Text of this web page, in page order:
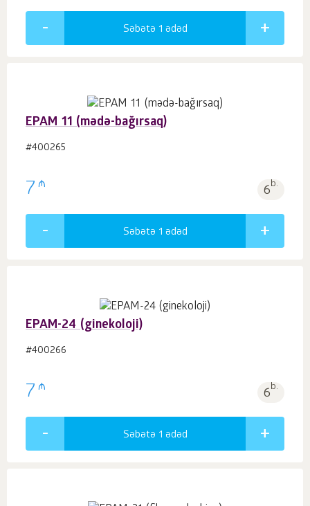
Səbətə 1 ədəd
EPAM 11 (mədə-bağırsaq)
#400265
7 ₼ 6b.
Səbətə 1 ədəd
EPAM-24 (ginekoloji)
#400266
7 ₼ 6b.
Səbətə 1 ədəd